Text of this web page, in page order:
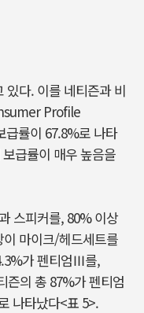
있다. 이를 네티즌과 비
Profile
급률이 67.8%로 나타
급률이 매우 높음을
스피커를, 80% 이상
마이크/헤드세트를
가 펜티엄Ⅲ를,
의 총 87%가 펜티엄
나타났다<표 5>.